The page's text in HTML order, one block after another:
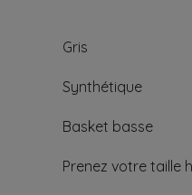
Gris
Synthétique
Basket basse
Prenez votre taille